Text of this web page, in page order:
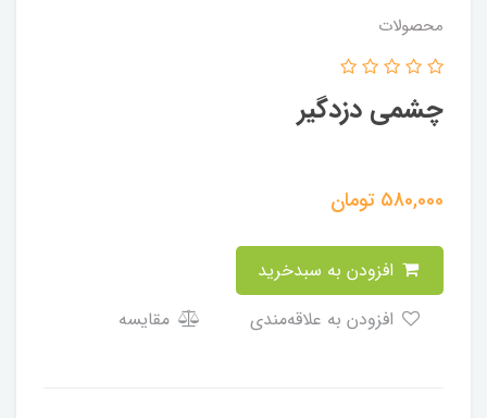
محصولات
چشمی دزدگیر
580,000 تومان
مقایسه